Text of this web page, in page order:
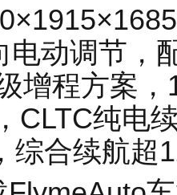
电动调节，
增程方案
CLTC纯电
综合续航超